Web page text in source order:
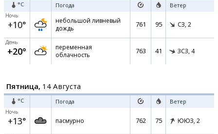
°C Погода Ветер
Ночь
+10°
небольшой ливневый
дождь
761 95 СЗ, 2
День
+20°
переменная
облачность
763 41 ЗСЗ, 4
Пятница, 14 Августа
°C Погода Ветер
Ночь
+13° пасмурно 762 75 ЮЮЗ, 2